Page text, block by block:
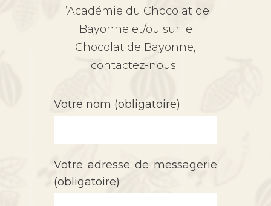
l’Académie du Chocolat de
Bayonne et/ou sur le
Chocolat de Bayonne,
contactez-nous !
Votre nom (obligatoire)
Votre adresse de messagerie
(obligatoire)